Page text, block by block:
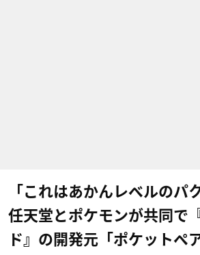
「これはあかんレベルのパ
任天堂とポケモンが共同で
ド』の開発元「ポケットペ